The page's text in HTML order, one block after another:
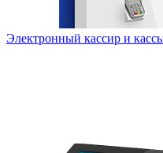
Электронный кассир и